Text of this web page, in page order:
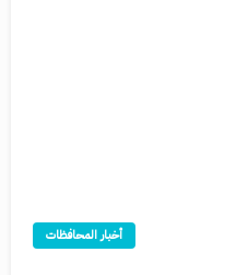
أخبار المحافظات